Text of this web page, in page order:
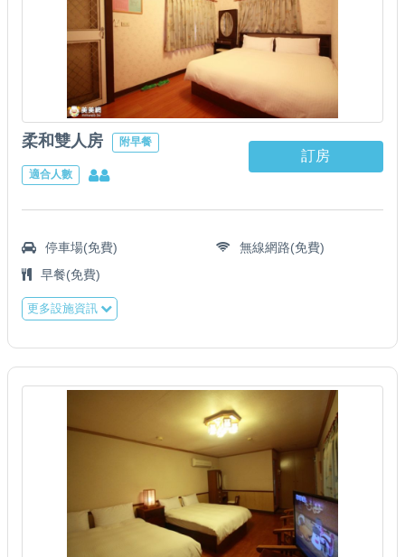
柔和雙人房 附早餐
適合人數
訂房
停車場(免費)
無線網路(免費)
早餐(免費)
更多設施資訊